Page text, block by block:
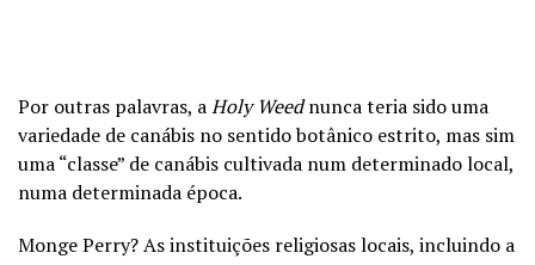
Por outras palavras, aHoly Weednunca teria sido uma
variedade de canábis no sentido botânico estrito, mas sim
uma “classe” de canábis cultivada num determinado local,
numa determinada época.
Monge Perry? As instituições religiosas locais, incluindo a